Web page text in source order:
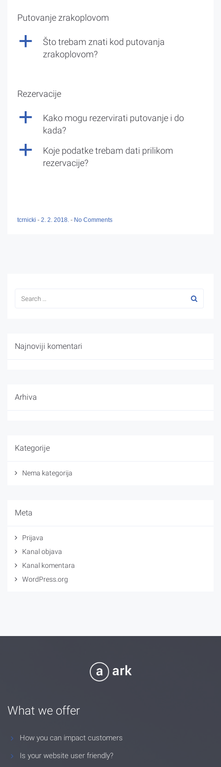
Putovanje zrakoplovom
a
Što trebam znati kod putovanja
zrakoplovom?
Rezervacije
a
Kako mogu rezervirati putovanje i do
kada?
a
Koje podatke trebam dati prilikom
rezervacije?
tcrnicki - 2. 2. 2018. - No Comments
Najnoviji komentari
Arhiva
Kategorije
Nema kategorija
Meta
Prijava
Kanal objava
Kanal komentara
WordPress.org
What we offer
How you can impact customers
Is your website user friendly?